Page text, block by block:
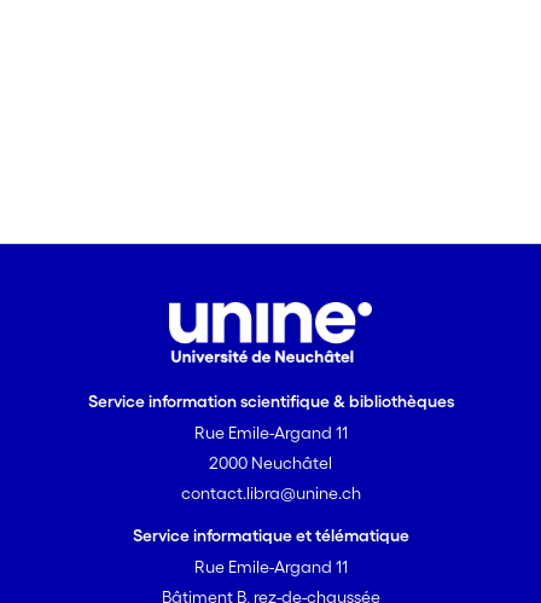
Service information scientifique & bibliothèques
Rue Emile-Argand 11
2000 Neuchâtel
contact.libra@unine.ch
Service informatique et télématique
Rue Emile-Argand 11
Bâtiment B, rez-de-chaussée